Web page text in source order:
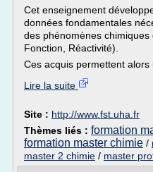
Cet enseignement
données fondamentales
des phénomènes chimiques
Fonction, Réactivité).
Ces acquis permettent alors
Lire la suite
Site : http://www.fst.uha.fr
Thèmes liés : formation
formation master chimie /
master 2 chimie / master